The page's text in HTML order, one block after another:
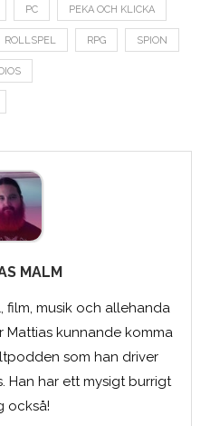
PC PEKA OCH KLICKA
ROLLSPEL RPG SPION
MALM
film, musik och allehanda
Mattias kunnande komma
som han driver
Han har ett mysigt burrigt
också!